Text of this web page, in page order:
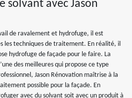
solvant avec Jason
de ravalement et hydrofuge, il est
les techniques de traitement. En réalité, il
hydrofuge de façade pour le faire. La
des meilleures qui propose ce type
Jason Rénovation maîtrise à la
possible pour la façade. En
avec du solvant soit avec un produit à